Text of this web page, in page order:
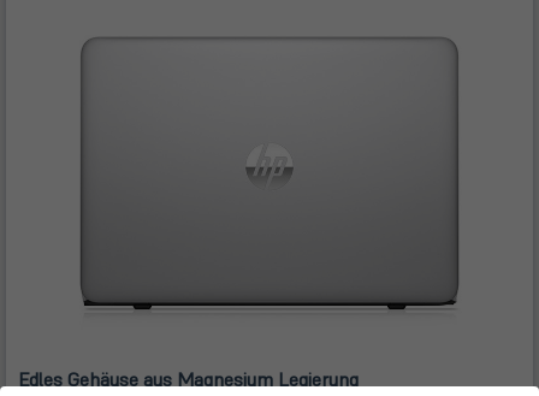
Edles Gehäuse aus Magnesium Legierung